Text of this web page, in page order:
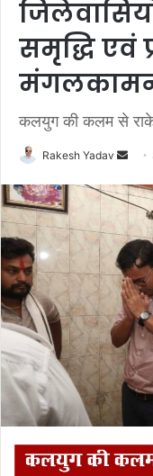
समृद्धि एवं
कलयुग की कलम से
Rakesh Yadav
n
a
n
e
m
a
i
l